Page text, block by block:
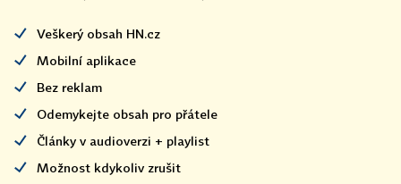
Veškerý obsah HN.cz
Mobilní aplikace
Bez reklam
Odemykejte obsah pro přátele
Články v audioverzi + playlist
Možnost kdykoliv zrušit